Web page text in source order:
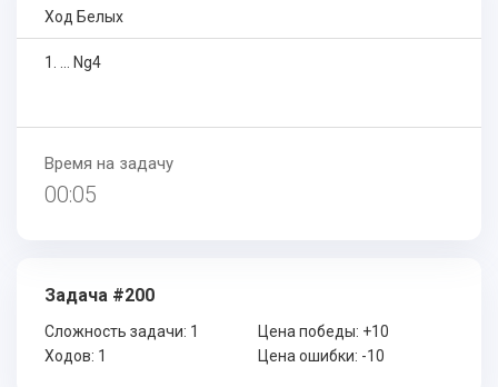
Задача #200
Сложность задачи: 1 Цена победы: +10
Ходов: 1 Цена ошибки: -10
Ход Белых
1. ... Ng4
Время на задачу
00:05